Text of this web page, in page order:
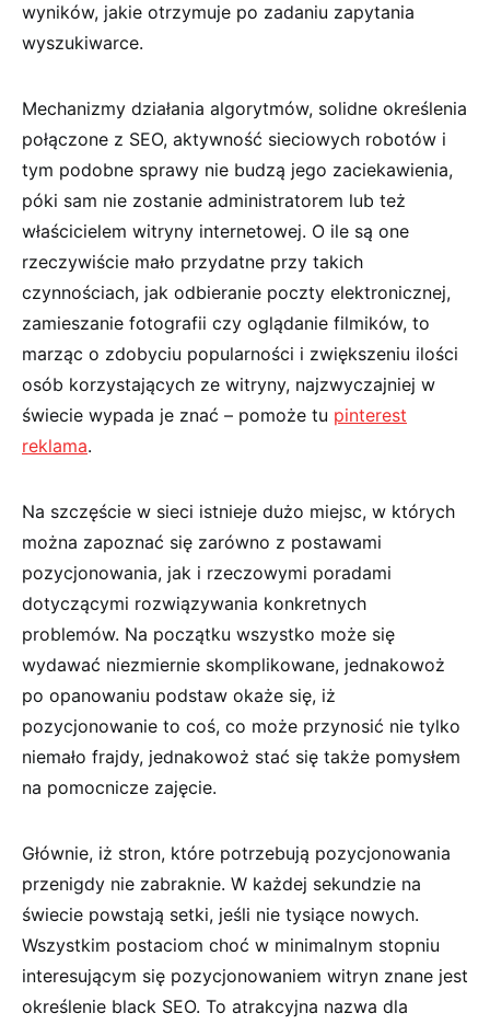
wyników, jakie otrzymuje po zadaniu zapytania
wyszukiwarce.
Mechanizmy działania algorytmów, solidne określenia
połączone z SEO, aktywność sieciowych robotów i
tym podobne sprawy nie budzą jego zaciekawienia,
póki sam nie zostanie administratorem lub też
właścicielem witryny internetowej. O ile są one
rzeczywiście mało przydatne przy takich
czynnościach, jak odbieranie poczty elektronicznej,
zamieszanie fotografii czy oglądanie filmików, to
marząc o zdobyciu popularności i zwiększeniu ilości
osób korzystających ze witryny, najzwyczajniej w
świecie wypada je znać – pomoże tu pinterest
reklama.
Na szczęście w sieci istnieje dużo miejsc, w których
można zapoznać się zarówno z postawami
pozycjonowania, jak i rzeczowymi poradami
dotyczącymi rozwiązywania konkretnych
problemów. Na początku wszystko może się
wydawać niezmiernie skomplikowane, jednakowoż
po opanowaniu podstaw okaże się, iż
pozycjonowanie to coś, co może przynosić nie tylko
niemało frajdy, jednakowoż stać się także pomysłem
na pomocnicze zajęcie.
Głównie, iż stron, które potrzebują pozycjonowania
przenigdy nie zabraknie. W każdej sekundzie na
świecie powstają setki, jeśli nie tysiące nowych.
Wszystkim postaciom choć w minimalnym stopniu
interesującym się pozycjonowaniem witryn znane jest
określenie black SEO. To atrakcyjna nazwa dla